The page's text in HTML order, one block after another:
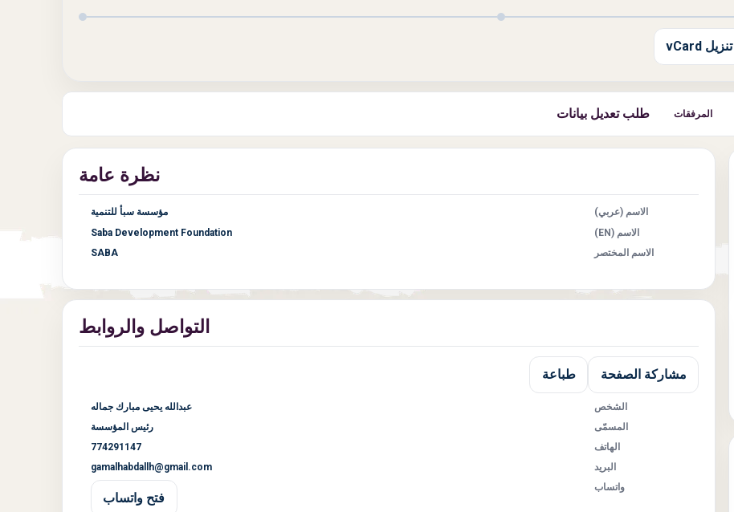
تنزيل vCard
المرفقات طلب تعديل بيانات
نظرة عامة
الاسم (عربي)
مؤسسة سبأ للتنمية
الاسم (EN)
Saba Development Foundation
الاسم المختصر
SABA
التواصل والروابط
مشاركة الصفحة طباعة
الشخص
عبدالله يحيى مبارك جماله
المسمّى
رئيس المؤسسة
الهاتف
774291147
البريد
gamalhabdallh@gmail.com
واتساب
فتح واتساب